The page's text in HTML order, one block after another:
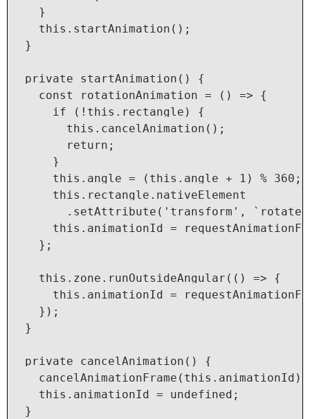
    }
    this.startAnimation();
  }
  private startAnimation() {
    const rotationAnimation = () => {
      if (!this.rectangle) {
        this.cancelAnimation();
        return;
      }
      this.angle = (this.angle + 1) % 360;
      this.rectangle.nativeElement
.setAttribute('transform',
this.animationId =
    };
    this.zone.runOutsideAngular(() => {
this.animationId =
    });
  }
  private cancelAnimation() {
    cancelAnimationFrame(this.animationId);
    this.animationId = undefined;
  }